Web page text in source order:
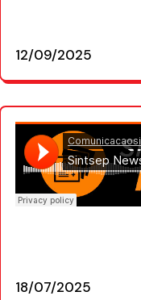
12/09/2025
18/07/2025